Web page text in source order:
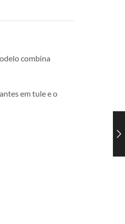
combina
em tule e o